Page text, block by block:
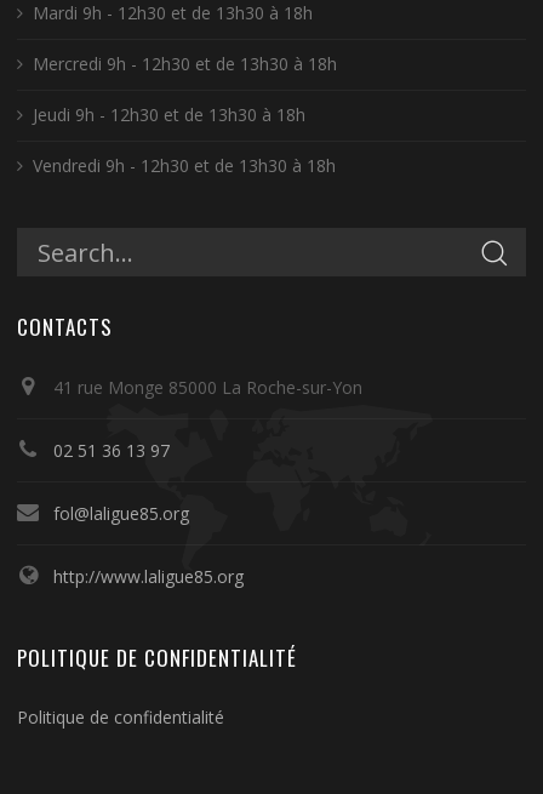
Mardi 9h - 12h30 et de 13h30 à 18h
Mercredi 9h - 12h30 et de 13h30 à 18h
Jeudi 9h - 12h30 et de 13h30 à 18h
Vendredi 9h - 12h30 et de 13h30 à 18h
CONTACTS
41 rue Monge 85000 La Roche-sur-Yon
02 51 36 13 97
fol@laligue85.org
http://www.laligue85.org
POLITIQUE DE CONFIDENTIALITÉ
Politique de confidentialité